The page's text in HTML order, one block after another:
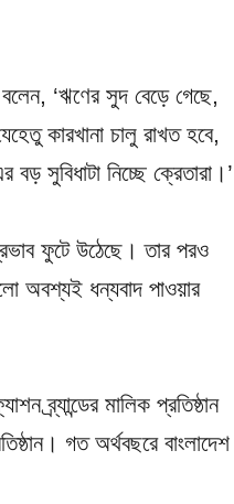
‘ঋণের সুদ বেড়ে গেছে,
কারখানা চালু রাখত হবে,
সুবিধাটা নিচ্ছে ক্রেতারা।’
ফুটে উঠেছে। তার পরও
অবশ্যই ধন্যবাদ পাওয়ার
ব্র্যান্ডের মালিক প্রতিষ্ঠান
গত অর্থবছরে বাংলাদেশ